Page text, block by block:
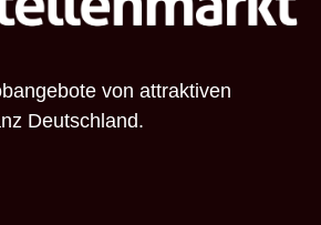
von attraktiven
Deutschland.